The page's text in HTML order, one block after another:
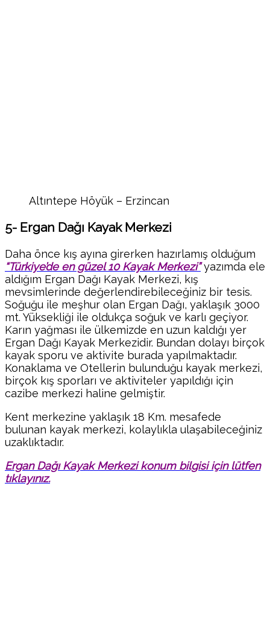
Altıntepe Höyük – Erzincan
5- Ergan Dağı Kayak Merkezi
Daha önce kış ayına girerken hazırlamış olduğum
“Türkiye’de en güzel 10 Kayak Merkezi”yazımda ele
aldığım Ergan Dağı Kayak Merkezi, kış
mevsimlerinde değerlendirebileceğiniz bir tesis.
Soğuğu ile meşhur olan Ergan Dağı, yaklaşık 3000
mt. Yüksekliği ile oldukça soğuk ve karlı geçiyor.
Karın yağması ile ülkemizde en uzun kaldığı yer
Ergan Dağı Kayak Merkezidir. Bundan dolayı birçok
kayak sporu ve aktivite burada yapılmaktadır.
Konaklama ve Otellerin bulunduğu kayak merkezi,
birçok kış sporları ve aktiviteler yapıldığı için
cazibe merkezi haline gelmiştir.
Kent merkezine yaklaşık 18 Km. mesafede
bulunan kayak merkezi, kolaylıkla ulaşabileceğiniz
uzaklıktadır.
Ergan Dağı Kayak Merkezi konum bilgisi için lütfen
tıklayınız.